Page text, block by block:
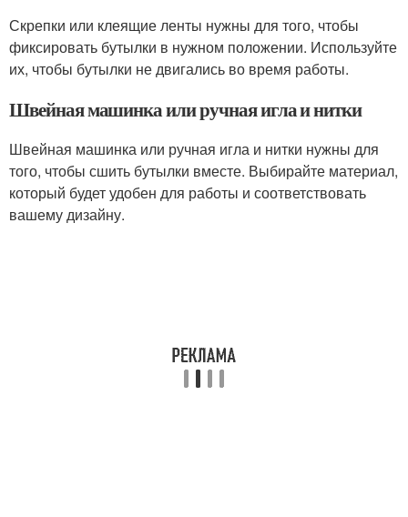
Скрепки или клеящие ленты нужны для того, чтобы
фиксировать бутылки в нужном положении. Используйте
их, чтобы бутылки не двигались во время работы.
Швейная машинка или ручная игла и нитки
Швейная машинка или ручная игла и нитки нужны для
того, чтобы сшить бутылки вместе. Выбирайте материал,
который будет удобен для работы и соответствовать
вашему дизайну.